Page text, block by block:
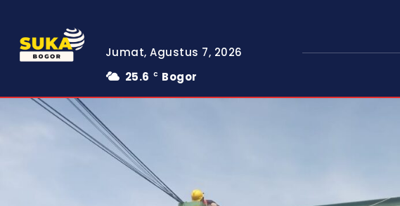
Jumat, Agustus 7, 2026
25.6
C Bogor